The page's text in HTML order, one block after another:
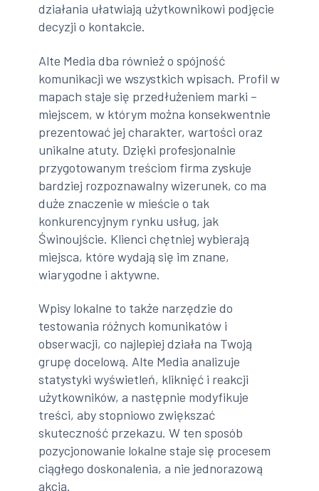
działania ułatwiają użytkownikowi podjęcie
decyzji o kontakcie.
Alte Media dba również o spójność
komunikacji we wszystkich wpisach. Profil w
mapach staje się przedłużeniem marki –
miejscem, w którym można konsekwentnie
prezentować jej charakter, wartości oraz
unikalne atuty. Dzięki profesjonalnie
przygotowanym treściom firma zyskuje
bardziej rozpoznawalny wizerunek, co ma
duże znaczenie w mieście o tak
konkurencyjnym rynku usług, jak
Świnoujście. Klienci chętniej wybierają
miejsca, które wydają się im znane,
wiarygodne i aktywne.
Wpisy lokalne to także narzędzie do
testowania różnych komunikatów i
obserwacji, co najlepiej działa na Twoją
grupę docelową. Alte Media analizuje
statystyki wyświetleń, kliknięć i reakcji
użytkowników, a następnie modyfikuje
treści, aby stopniowo zwiększać
skuteczność przekazu. W ten sposób
pozycjonowanie lokalne staje się procesem
ciągłego doskonalenia, a nie jednorazową
akcją.